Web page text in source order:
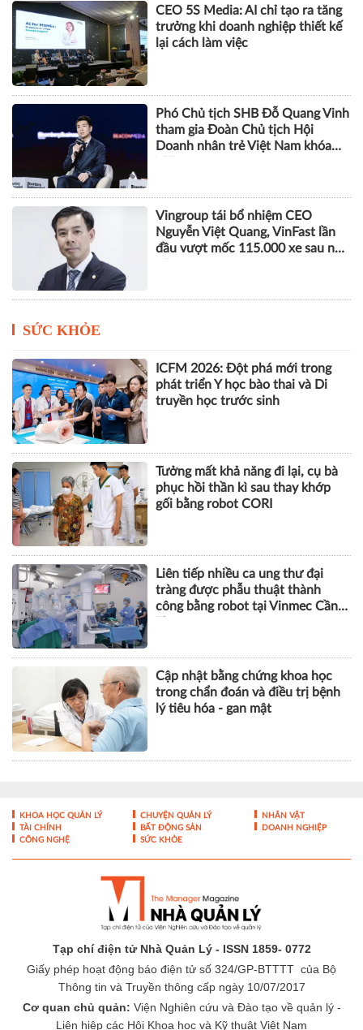
CEO 5S Media: AI chỉ tạo ra tăng
trưởng khi doanh nghiệp thiết kế
lại cách làm việc
Phó Chủ tịch SHB Đỗ Quang Vinh
tham gia Đoàn Chủ tịch Hội
Doanh nhân trẻ Việt Nam khóa
Vingroup tái bổ nhiệm CEO
Nguyễn Việt Quang, VinFast lần
đầu vượt mốc 115.000 xe sau nửa
SỨC KHỎE
ICFM 2026: Đột phá mới trong
phát triển Y học bào thai và Di
truyền học trước sinh
Tưởng mất khả năng đi lại, cụ bà
phục hồi thần kì sau thay khớp
gối bằng robot CORI
Liên tiếp nhiều ca ung thư đại
tràng được phẫu thuật thành
công bằng robot tại Vinmec Cần
Cập nhật bằng chứng khoa học
trong chẩn đoán và điều trị bệnh
lý tiêu hóa - gan mật
KHOA HỌC QUẢN LÝ CHUYỆN QUẢN LÝ
NHÂN VẬT
TÀI CHÍNH
BẤT ĐỘNG SẢN
DOANH NGHIỆP
CÔNG NGHỆ
SỨC KHỎE
Tạp chí điện tử Nhà Quản Lý - ISSN 1859- 0772
Giấy phép hoạt động báo điện tử số 324/GP-BTTTT của Bộ
Thông tin và Truyền thông cấp ngày 10/07/2017
Cơ quan chủ quản: Viện Nghiên cứu và Đào tạo về quản lý -
Liên hiệp các Hội Khoa học và Kỹ thuật Việt Nam